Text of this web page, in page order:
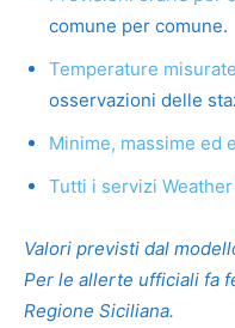
comune per comune.
Temperature
osservazioni delle
Minime, massime ed
Tutti i servizi
Valori previsti dal
Per le allerte ufficiali fa
Regione Siciliana.